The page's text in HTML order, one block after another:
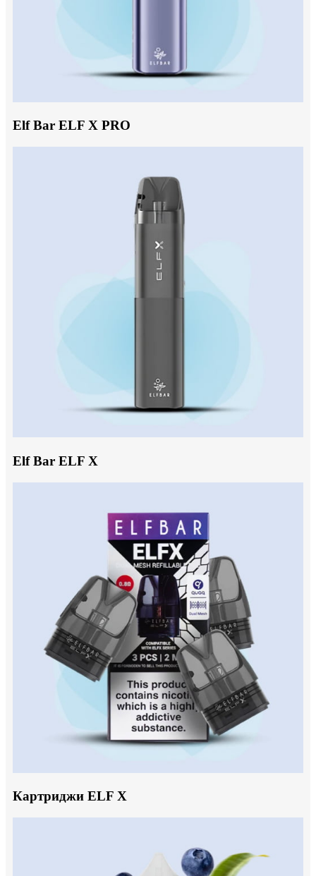
Elf Bar ELF X PRO
Elf Bar ELF X
Картриджи ELF X